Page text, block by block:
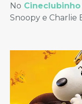
No Cineclubinho
Snoopy e Charlie